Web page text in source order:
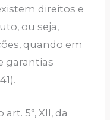
direitos e
ou seja,
quando em
garantias
5°, XII, da